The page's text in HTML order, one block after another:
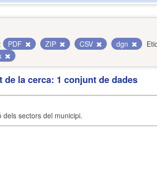
PDF ZIP CSV dgn
de la cerca: 1 conjunt de dades
dels sectors del municipi.